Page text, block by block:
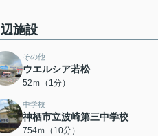
施設
その他
ウエルシア若松
52ｍ（1分）
中学校
神栖市立波崎第三中学校
754ｍ（10分）